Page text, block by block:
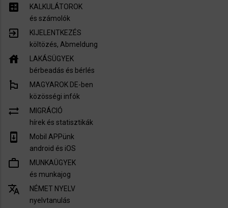
calculate
KALKULÁTOROK
és számolók
exit_to_app
KIJELENTKEZÉS
költözés, Abmeldung
house
LAKÁSÜGYEK
bérbeadás és bérlés
emoji_flags
MAGYAROK DE-ben
közösségi infók
sync_alt
MIGRÁCIÓ
hírek és statisztikák
system_update
Mobil APPünk
android és iOS
work_outline
MUNKAÜGYEK
és munkajog
translate
NÉMET NYELV
nyelvtanulás